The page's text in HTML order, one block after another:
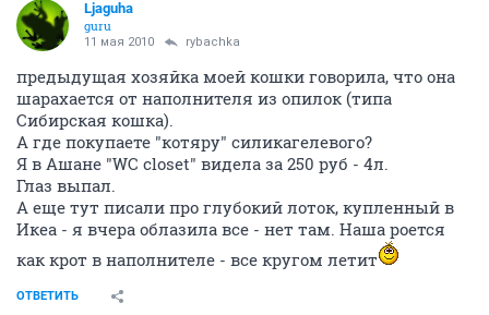
Ljaguha
guru
11 мая 2010 rybachka
предыдущая хозяйка моей кошки говорила, что она
шарахается от наполнителя из опилок (типа
Сибирская кошка).
А где покупаете "котяру" силикагелевого?
Я в Ашане "WC closet" видела за 250 руб - 4л.
Глаз выпал.
А еще тут писали про глубокий лоток, купленный в
Икеа - я вчера облазила все - нет там. Наша роется
как крот в наполнителе - все кругом летит
ОТВЕТИТЬ